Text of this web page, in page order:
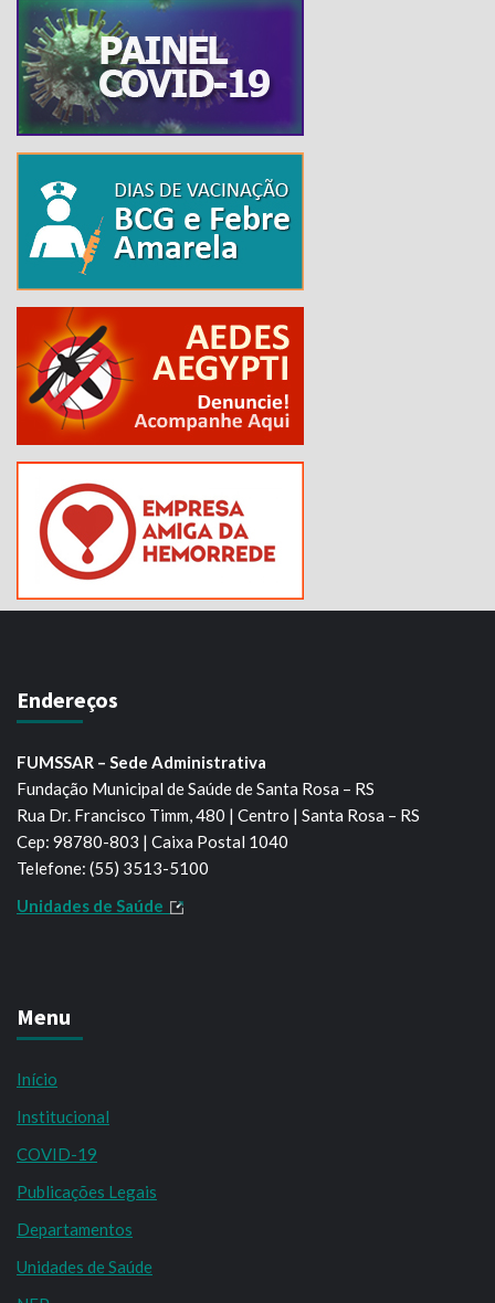
Endereços
FUMSSAR – Sede Administrativa
Fundação Municipal de Saúde de Santa Rosa – RS
Rua Dr. Francisco Timm, 480 | Centro | Santa Rosa – RS
Cep: 98780-803 | Caixa Postal 1040
Telefone: (55) 3513-5100
Unidades de Saúde
Menu
Início
Institucional
COVID-19
Publicações Legais
Departamentos
Unidades de Saúde